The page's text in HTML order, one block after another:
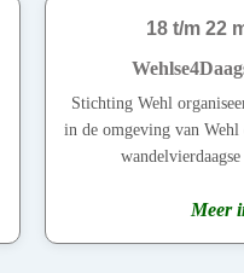
18 t/m 22
Stichting Wehl
in de omgeving van
Meer